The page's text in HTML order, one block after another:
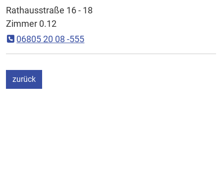
Rathausstraße 16 - 18
Zimmer 0.12
06805 20 08 -555
ein Schritt
zurück